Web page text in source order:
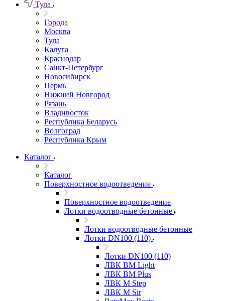
Тула
Города
Москва
Тула
Калуга
Краснодар
Санкт-Петербург
Новосибирск
Пермь
Нижний Новгород
Рязань
Владивосток
Республика Беларусь
Волгоград
Республика Крым
Каталог
Каталог
Поверхностное водоотведение
Поверхностное водоотведение
Лотки водоотводные бетонные
Лотки водоотводные бетонные
Лотки DN100 (110)
Лотки DN100 (110)
ЛВК ВМ Light
ЛВК ВМ Plus
ЛВК М Step
ЛВК М Sir